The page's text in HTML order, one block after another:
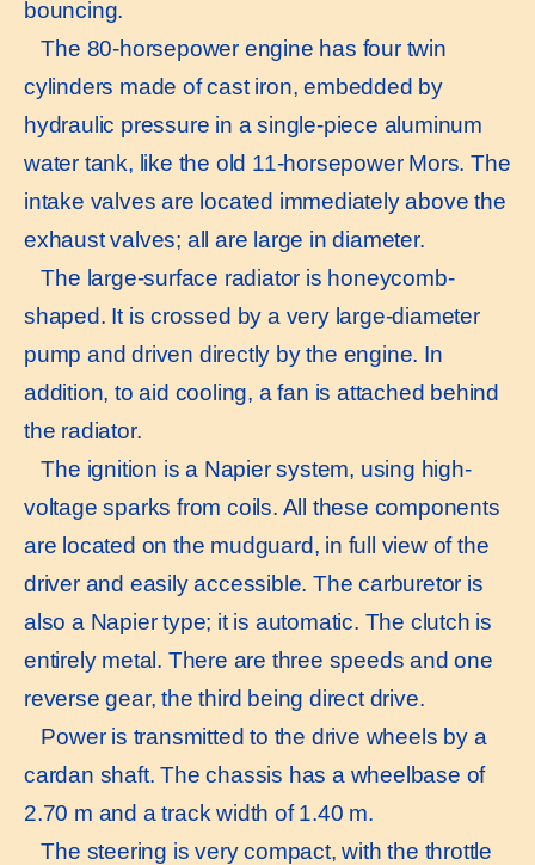
bouncing.
The 80-horsepower engine has four twin
cylinders made of cast iron, embedded by
hydraulic pressure in a single-piece aluminum
water tank, like the old 11-horsepower Mors. The
intake valves are located immediately above the
exhaust valves; all are large in diameter.
The large-surface radiator is honeycomb-
shaped. It is crossed by a very large-diameter
pump and driven directly by the engine. In
addition, to aid cooling, a fan is attached behind
the radiator.
The ignition is a Napier system, using high-
voltage sparks from coils. All these components
are located on the mudguard, in full view of the
driver and easily accessible. The carburetor is
also a Napier type; it is automatic. The clutch is
entirely metal. There are three speeds and one
reverse gear, the third being direct drive.
Power is transmitted to the drive wheels by a
cardan shaft. The chassis has a wheelbase of
2.70 m and a track width of 1.40 m.
The steering is very compact, with the throttle